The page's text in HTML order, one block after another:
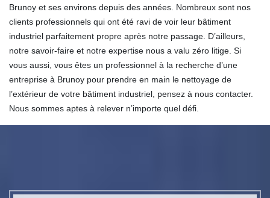
Brunoy et ses environs depuis des années. Nombreux sont nos
clients professionnels qui ont été ravi de voir leur bâtiment
industriel parfaitement propre après notre passage. D’ailleurs,
notre savoir-faire et notre expertise nous a valu zéro litige. Si
vous aussi, vous êtes un professionnel à la recherche d’une
entreprise à Brunoy pour prendre en main le nettoyage de
l’extérieur de votre bâtiment industriel, pensez à nous contacter.
Nous sommes aptes à relever n’importe quel défi.